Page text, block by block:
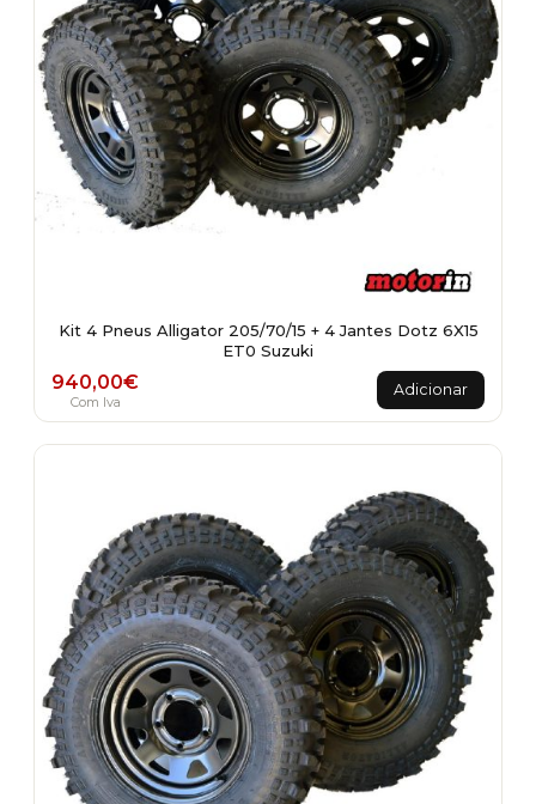
Kit 4 Pneus Alligator 205/70/15 + 4 Jantes Dotz 6X15
ET0 Suzuki
940,00€
Com Iva
Adicionar